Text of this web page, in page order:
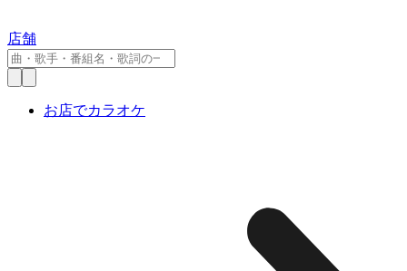
店舗
お店でカラオケ